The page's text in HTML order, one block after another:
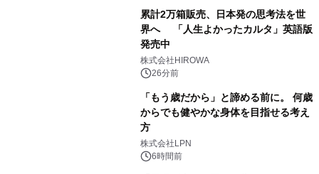
累計2万箱販売、日本発の思考法を世
界へ 「人生よかったカルタ」英語版
発売中
株式会社HIROWA
26分前
「もう歳だから」と諦める前に。 何歳
からでも健やかな身体を目指せる考え
方
株式会社LPN
6時間前